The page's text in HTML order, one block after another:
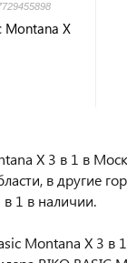
Montana X
X 3 в 1 в
в другие
1 в наличии.
Montana X 3